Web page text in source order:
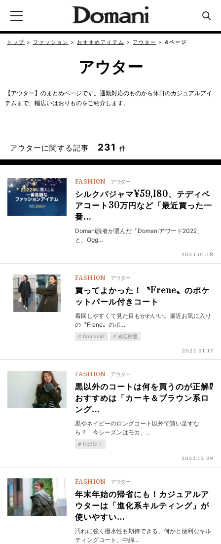
トップ ファッション おすすめアイテム アウター 4ページ
アウター
【アウター】のまとめページです。通勤対応のものから休日のカジュアルアイ
テムまで、幅広いはおりものをご紹介します。
アウターに関する記事 231 件
FASHION アウター
シルクパジャマ¥59,180、テディベ
アコート30万円など「最近買った一
番…
Domani読者が選んだ「Domaniアワード2022」
と、Ogg…
2023.01.18
FASHION アウター
買ってよかった！〝Frene〟のポケ
ットパール付きコート
着回しやすくて見た目もかわいい。最近お気に入り
の〝Frene〟のポ…
Domanist 光延樹里
2023.01.17
FASHION アウター
黒以外のコートは何を買うのが正解⁉︎
おすすめは「カーキ＆ブラウン系ロ
ング…
黒やネイビーのロングコート以外で買い足すな
ら？ 今シーズンはモカ、…
稲沢朋子
2022.12.29
FASHION アウター
年末年始の帰省にも！カジュアルア
ウターは「進化系キルティング」が
使いやすい…
汚れに強く撥水性も期待できる、何かと便利なキル
ティングコート。中綿…